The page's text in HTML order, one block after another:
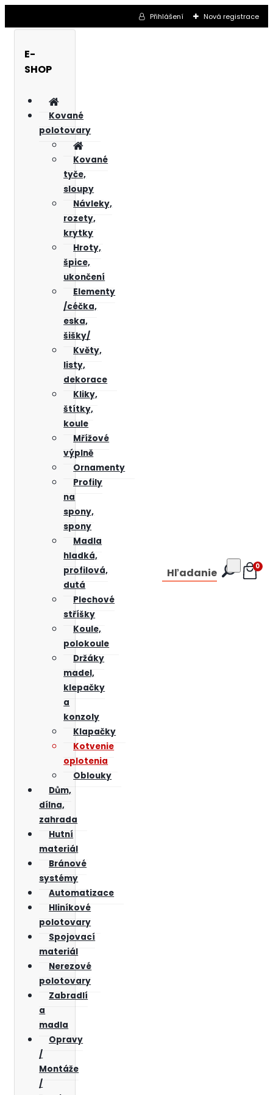
Přihlášení Nová registrace
E-
SHOP
Kované
polotovary
Kované
tyče,
sloupy
Návleky,
rozety,
krytky
Hroty,
špice,
ukončení
Elementy
/céčka,
eska,
šišky/
Květy,
listy,
dekorace
Kliky,
štítky,
koule
Mřížové
výplně
Ornamenty
Profily
na
spony,
spony
Madla
hladká,
profilová,
dutá
Plechové
stříšky
Koule,
polokoule
Držáky
madel,
klepačky
a
konzoly
Klapačky
Kotvenie
oplotenia
Oblouky
Dům,
dílna,
zahrada
Hutní
materiál
Bránové
systémy
Automatizace
Hliníkové
polotovary
Spojovací
materiál
Nerezové
polotovary
Zabradlí
a
madla
Opravy
/
Montáže
/
Hľadanie 0